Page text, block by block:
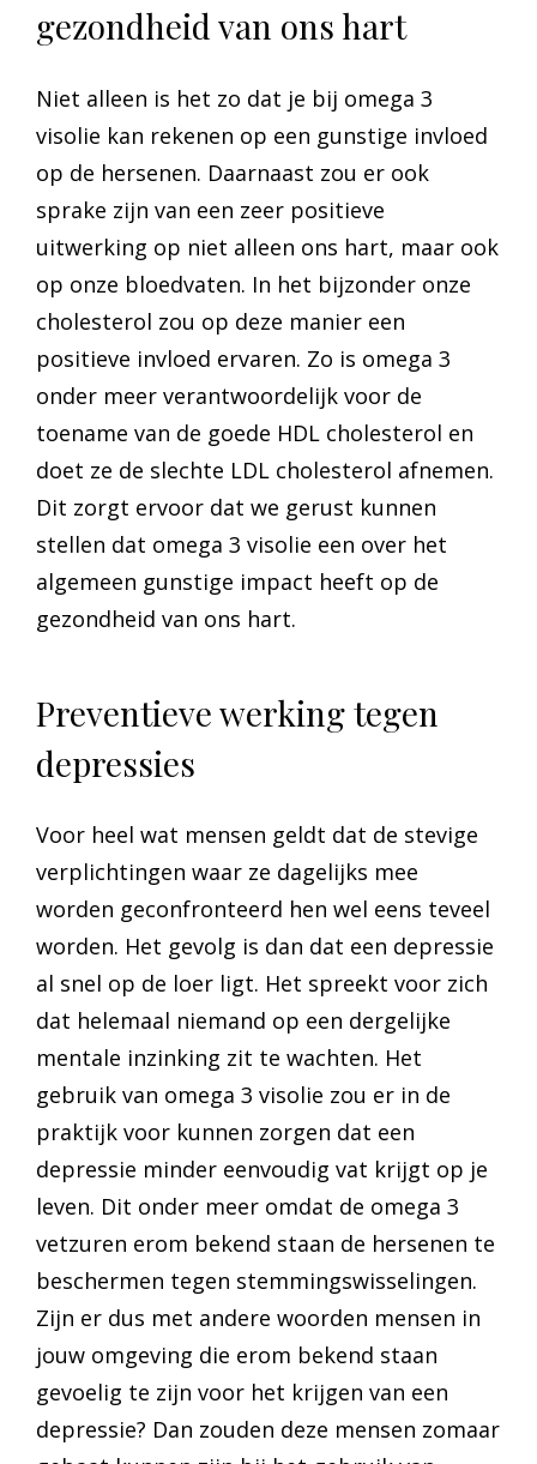
gezondheid van ons hart
Niet alleen is het zo dat je bij omega 3
visolie kan rekenen op een gunstige invloed
op de hersenen. Daarnaast zou er ook
sprake zijn van een zeer positieve
uitwerking op niet alleen ons hart, maar ook
op onze bloedvaten. In het bijzonder onze
cholesterol zou op deze manier een
positieve invloed ervaren. Zo is omega 3
onder meer verantwoordelijk voor de
toename van de goede HDL cholesterol en
doet ze de slechte LDL cholesterol afnemen.
Dit zorgt ervoor dat we gerust kunnen
stellen dat omega 3 visolie een over het
algemeen gunstige impact heeft op de
gezondheid van ons hart.
Preventieve werking tegen
depressies
Voor heel wat mensen geldt dat de stevige
verplichtingen waar ze dagelijks mee
worden geconfronteerd hen wel eens teveel
worden. Het gevolg is dan dat een depressie
al snel op de loer ligt. Het spreekt voor zich
dat helemaal niemand op een dergelijke
mentale inzinking zit te wachten. Het
gebruik van omega 3 visolie zou er in de
praktijk voor kunnen zorgen dat een
depressie minder eenvoudig vat krijgt op je
leven. Dit onder meer omdat de omega 3
vetzuren erom bekend staan de hersenen te
beschermen tegen stemmingswisselingen.
Zijn er dus met andere woorden mensen in
jouw omgeving die erom bekend staan
gevoelig te zijn voor het krijgen van een
depressie? Dan zouden deze mensen zomaar